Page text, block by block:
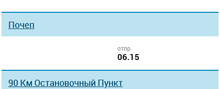
Почеп
отпр.
06.15
90 Км Остановочный Пункт